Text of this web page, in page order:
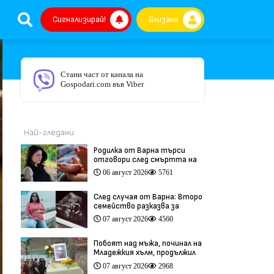
Сигнализирай! Влизане
Стани част от канала на
Gospodari.com във Viber
Най-гледани
Родилка от Варна търси
отговори след смъртта на
бебето ѝ дни преди секцио
(видео)
06 август 2026 5761
След случая от Варна: Второ
семейство разказва за
трагедия след бременност
при същия лекар (видео)
07 август 2026 4560
Побоят над мъжа, починал на
Младежкия хълм, продължил
повече от час (видео)
07 август 2026 2968